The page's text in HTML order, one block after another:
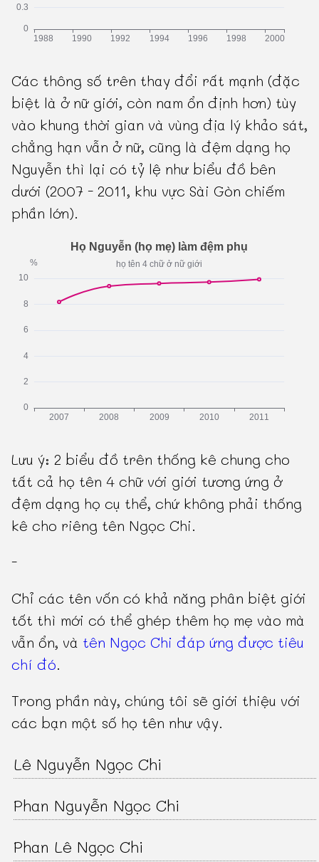
Các thông số trên thay đổi rất mạnh (đặc
biệt là ở nữ giới, còn nam ổn định hơn) tùy
vào khung thời gian và vùng địa lý khảo sát,
chẳng hạn vẫn ở nữ, cũng là đệm dạng họ
Nguyễn thì lại có tỷ lệ như biểu đồ bên
dưới (2007 - 2011, khu vực Sài Gòn chiếm
phần lớn).
Lưu ý: 2 biểu đồ trên thống kê chung cho
tất cả họ tên 4 chữ với giới tương ứng ở
đệm dạng họ cụ thể, chứ không phải thống
kê cho riêng tên Ngọc Chi.
-
Chỉ các tên vốn có khả năng phân biệt giới
tốt thì mới có thể ghép thêm họ mẹ vào mà
vẫn ổn, và tên Ngọc Chi đáp ứng được tiêu
chí đó.
Trong phần này, chúng tôi sẽ giới thiệu với
các bạn một số họ tên như vậy.
Lê Nguyễn Ngọc Chi
Phan Nguyễn Ngọc Chi
Phan Lê Ngọc Chi